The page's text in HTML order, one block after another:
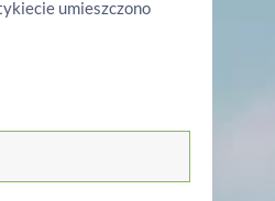
umieszczono